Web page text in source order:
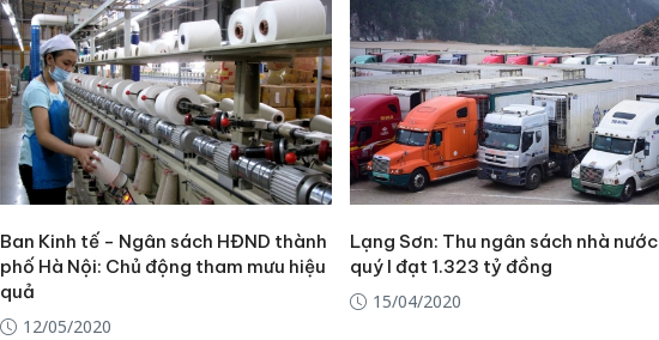
Ban Kinh tế - Ngân sách HĐND thành
phố Hà Nội: Chủ động tham mưu hiệu
quả
12/05/2020
Lạng Sơn: Thu ngân sách nhà nước
quý I đạt 1.323 tỷ đồng
15/04/2020